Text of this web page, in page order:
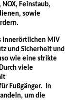
Feinstaub,
sowie
innerörtlichen MIV
und Sicherheit und
wie eine strikte
viele
Fußgänger. In
um die